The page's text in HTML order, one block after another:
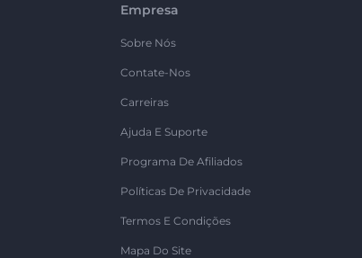
Empresa
Sobre Nós
Contate-Nos
Carreiras
Ajuda E Suporte
Programa De Afiliados
Políticas De Privacidade
Termos E Condições
Mapa Do Site